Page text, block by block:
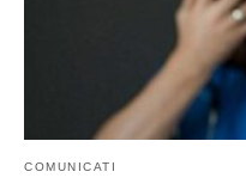
COMUNICATI